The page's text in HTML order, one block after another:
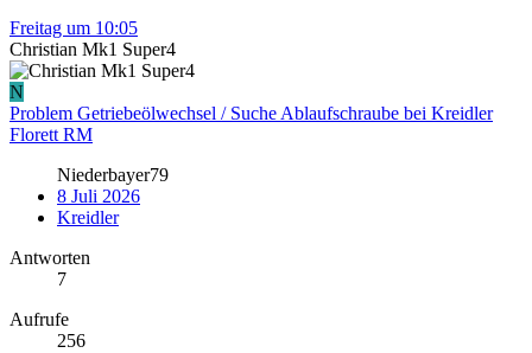
Freitag um 10:05
Christian Mk1 Super4
N
Problem Getriebeölwechsel / Suche Ablaufschraube bei Kreidler
Florett RM
Niederbayer79
8 Juli 2026
Kreidler
Antworten
7
Aufrufe
256